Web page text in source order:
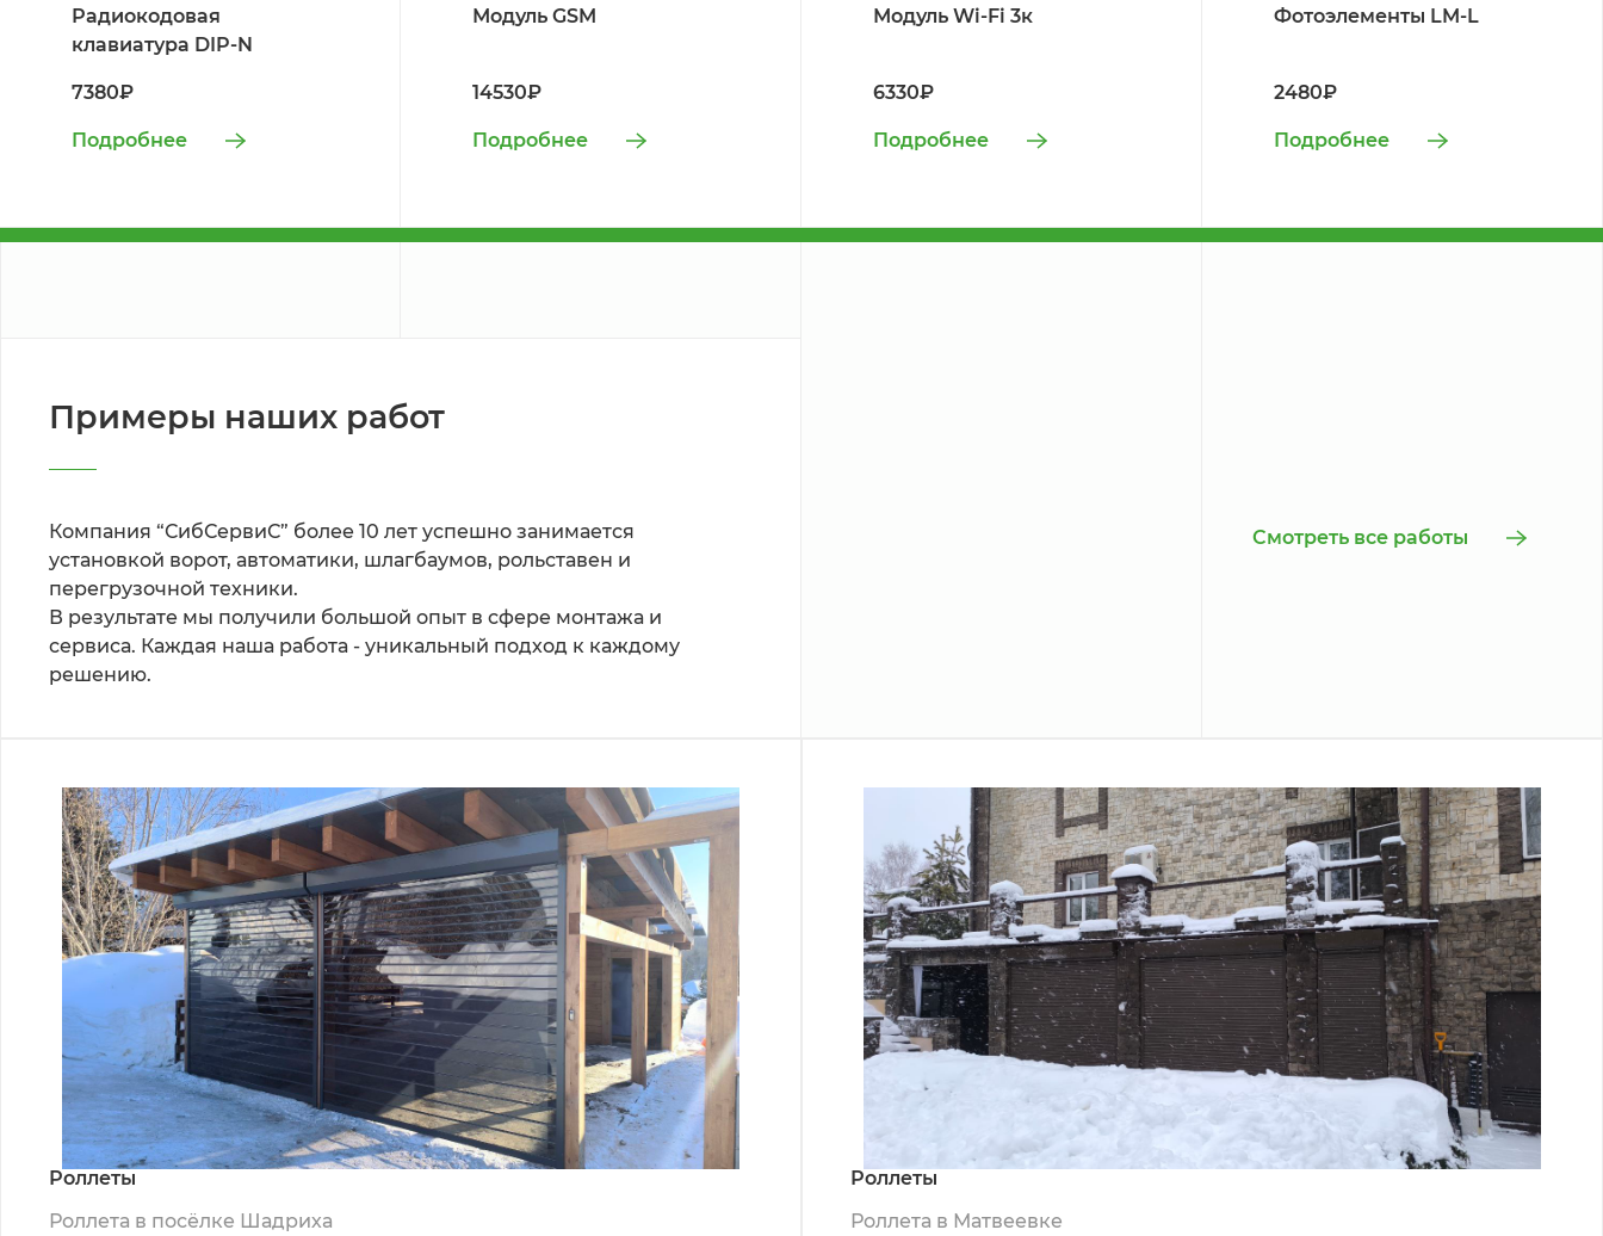
Радиокодовая
клавиатура DIP-N
7380₽
Подробнее
Модуль GSM
14530₽
Подробнее
Модуль Wi-Fi 3к
6330₽
Подробнее
Фотоэлементы LM-L
2480₽
Подробнее
Примеры наших работ
Компания “СибСервиС” более 10 лет успешно занимается
установкой ворот, автоматики, шлагбаумов, рольставен и
перегрузочной техники.
В результате мы получили большой опыт в сфере монтажа и
сервиса. Каждая наша работа - уникальный подход к каждому
решению.
Смотреть все работы
Роллеты
Роллета в посёлке Шадриха
Роллеты
Роллета в Матвеевке